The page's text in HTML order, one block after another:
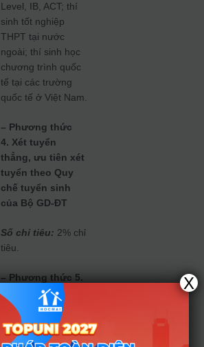
Level, IB, ACT; thí
sinh tốt nghiệp
THPT tại nước
ngoài; thí sinh học
chương trình quốc
tế tại các trường
quốc tế ở Việt Nam.
– Phương thức
4. Xét tuyển
thẳng, ưu tiên xét
tuyển theo Quy
chế tuyển sinh
của Bộ GD-ĐT
Số chỉ tiêu: 2% chỉ
tiêu.
– Phương thức 5.
Xét tuyển bằng
kết quả thi Đánh
giá năng lực do
ĐHQG TP.HCM tổ
X